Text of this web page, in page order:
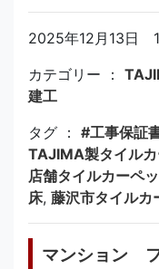
2025年12月13日
カテゴリー ：
建工
タグ ： #工事保証
TAJIMA製タイルカ
店舗タイルカーペ
床, 藤沢市タイルカ
マンション